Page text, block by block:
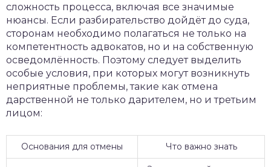
сложность процесса, включая все значимые
нюансы. Если разбирательство дойдёт до суда,
сторонам необходимо полагаться не только на
компетентность адвокатов, но и на собственную
осведомлённость. Поэтому следует выделить
особые условия, при которых могут возникнуть
неприятные проблемы, такие как отмена
дарственной не только дарителем, но и третьим
лицом:
Основания для отмены Что важно знать